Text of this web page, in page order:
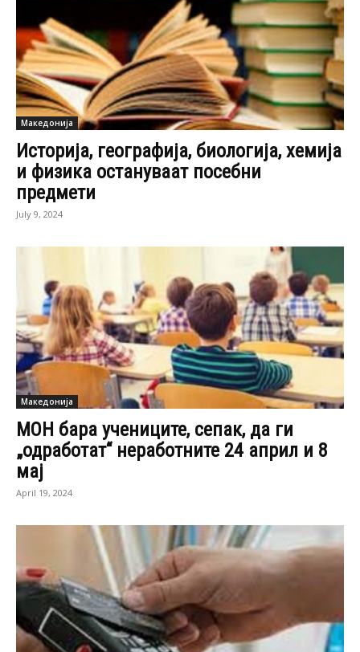
Македонија
Историја, географија, биологија, хемија
и физика остануваат посебни
предмети
July 9, 2024
Македонија
МОН бара учениците, сепак, да ги
„одработат“ неработните 24 април и 8
мај
April 19, 2024